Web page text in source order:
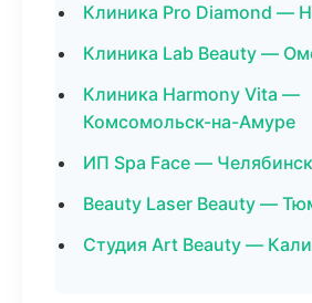
Клиника Pro Diamond —
Клиника Lab Beauty —
Клиника Harmony Vita —
Комсомольск-на-Амуре
ИП Spa Face — Челябинск
Beauty Laser Beauty —
Студия Art Beauty —